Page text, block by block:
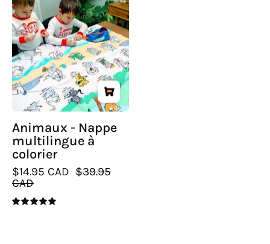
Nappe
multilingue
à
colorier
Animaux - Nappe
multilingue à
colorier
$14.95 CAD $39.95
CAD